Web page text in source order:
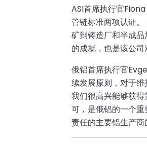
ASI首席执行官
管链标准两项认证
矿到铸造厂和半成
的成就，也是该公司
俄铝首席执行官
续发展原则，对于维
我们很高兴能够获
可，是俄铝的一个
责任的主要铝生产商